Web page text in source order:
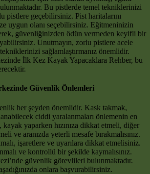
Bu pistlerde temel tekniklerinizi
pistlere geçebilirsiniz. Pist haritalarını
uygun olanı seçebilirsiniz. Eğitmeninizin
güvenliğinizden ödün vermeden keyifli bir
Unutmayın, zorlu pistlere acele
sağlamlaştırmanız önemlidir.
İlk Kez Kayak Yapacaklara Rehber, bu
Güvenlik Önlemleri
her şeyden önemlidir. Kask takmak,
ciddi yaralanmaları önlemenin en
yaparken hızınıza dikkat etmeli, diğer
ve aranızda yeterli mesafe bırakmalısınız.
işaretlere ve uyarılara dikkat etmelisiniz.
ve kontrollü bir şekilde kaymalısınız.
güvenlik görevlileri bulunmaktadır.
onlara başvurabilirsiniz.